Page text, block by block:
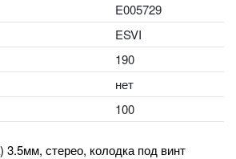
E005729
ESVI
190
нет
100
3.5мм, стерео, колодка под винт